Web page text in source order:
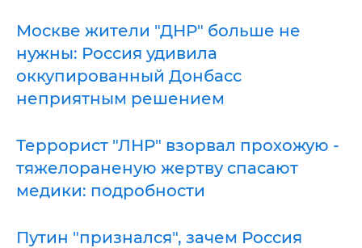
Москве жители "ДНР" больше не
нужны: Россия удивила
оккупированный Донбасс
неприятным решением
Террорист "ЛНР" взорвал прохожую -
тяжелораненую жертву спасают
медики: подробности
Путин "признался", зачем Россия